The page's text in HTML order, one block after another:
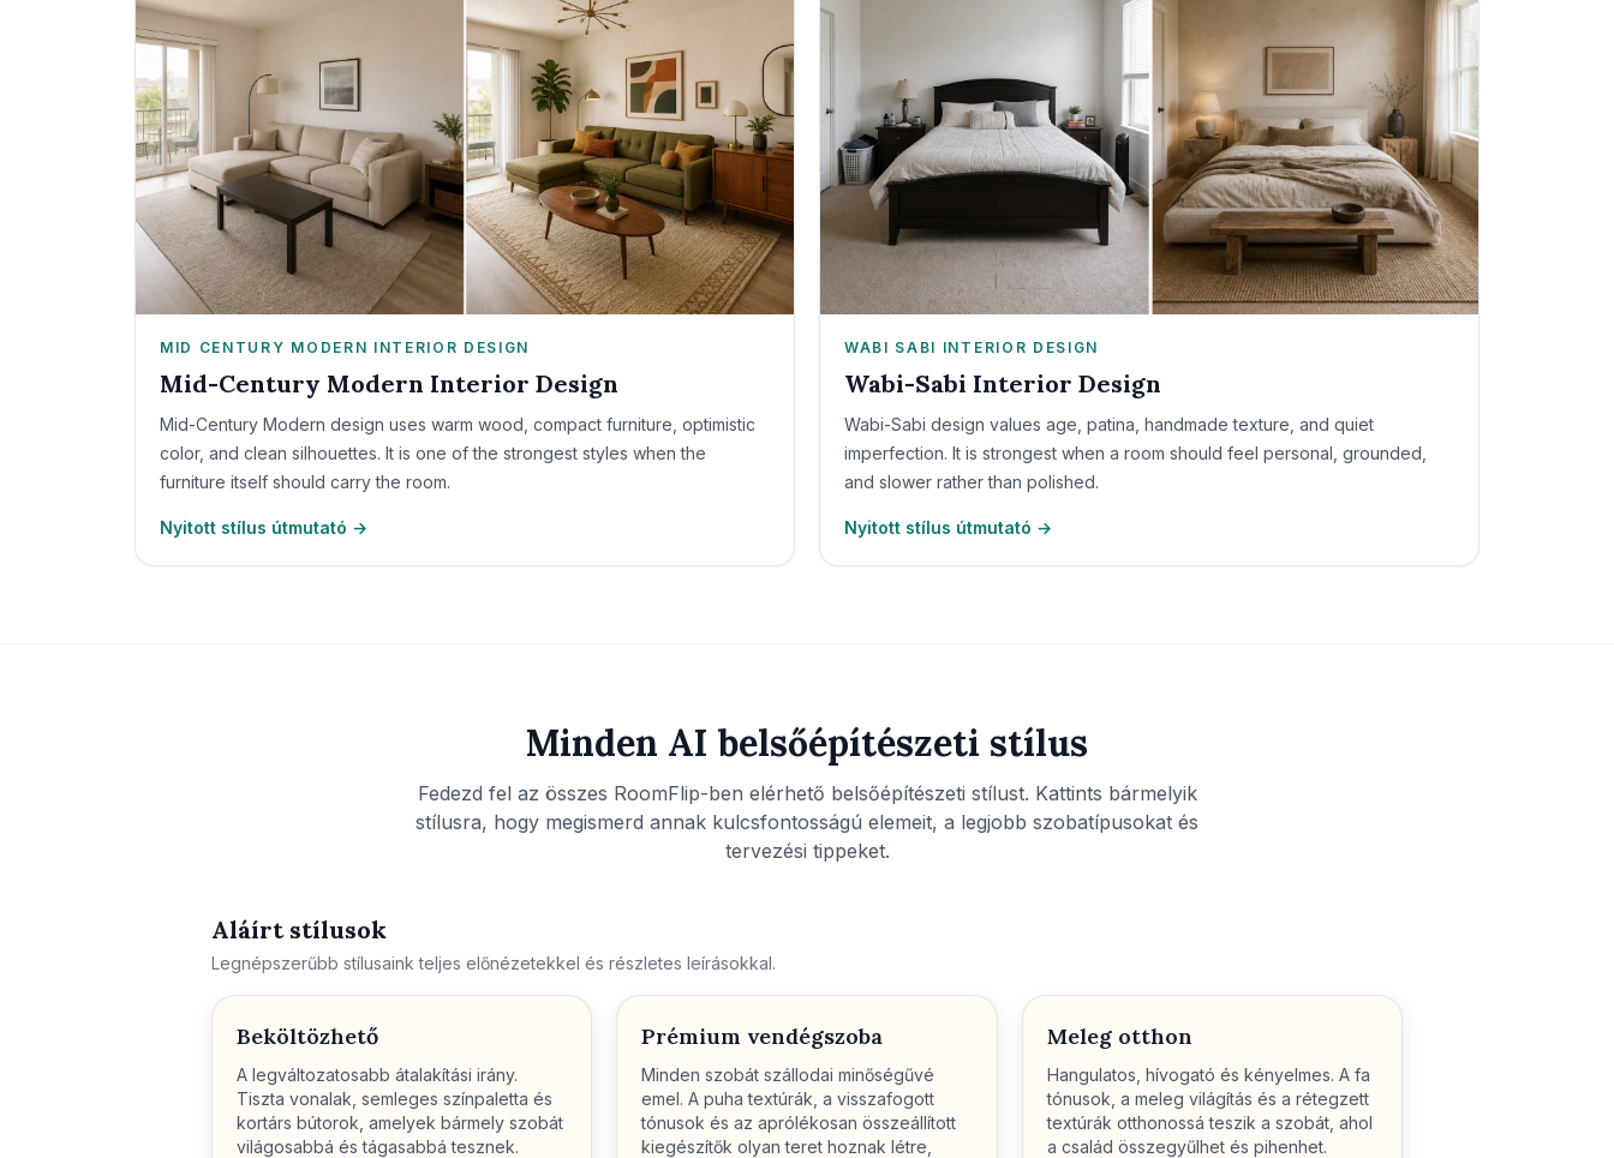
MID CENTURY MODERN INTERIOR DESIGN
Mid-Century Modern Interior Design
Mid-Century Modern design uses warm wood, compact furniture, optimistic
color, and clean silhouettes. It is one of the strongest styles when the
furniture itself should carry the room.
Nyitott stílus útmutató →
WABI SABI INTERIOR DESIGN
Wabi-Sabi Interior Design
Wabi-Sabi design values age, patina, handmade texture, and quiet
imperfection. It is strongest when a room should feel personal, grounded,
and slower rather than polished.
Nyitott stílus útmutató →
Minden AI belsőépítészeti stílus
Fedezd fel az összes RoomFlip-ben elérhető belsőépítészeti stílust. Kattints bármelyik
stílusra, hogy megismerd annak kulcsfontosságú elemeit, a legjobb szobatípusokat és
tervezési tippeket.
Aláírt stílusok
Legnépszerűbb stílusaink teljes előnézetekkel és részletes leírásokkal.
Beköltözhető
A legváltozatosabb átalakítási irány.
Tiszta vonalak, semleges színpaletta és
kortárs bútorok, amelyek bármely szobát
világosabbá és tágasabbá tesznek.
Prémium vendégszoba
Minden szobát szállodai minőségűvé
emel. A puha textúrák, a visszafogott
tónusok és az aprólékosan összeállított
kiegészítők olyan teret hoznak létre,
Meleg otthon
Hangulatos, hívogató és kényelmes. A fa
tónusok, a meleg világítás és a rétegzett
textúrák otthonossá teszik a szobát, ahol
a család összegyűlhet és pihenhet.